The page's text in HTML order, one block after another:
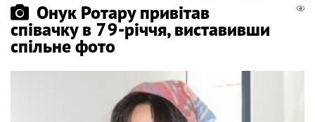
Онук Ротару привітав
співачку в 79-річчя, виставивши
спільне фото